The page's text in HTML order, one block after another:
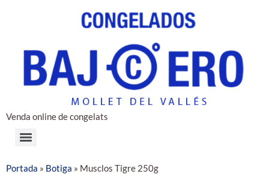
Venda online de congelats
Portada » Botiga » Musclos Tigre 250g